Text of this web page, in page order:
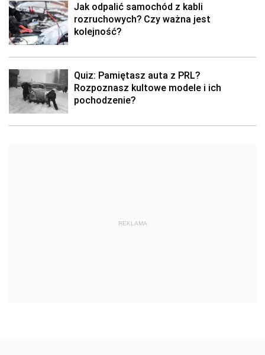
Jak odpalić samochód z kabli
rozruchowych? Czy ważna jest
kolejność?
Quiz: Pamiętasz auta z PRL?
Rozpoznasz kultowe modele i ich
pochodzenie?
REKLAMA